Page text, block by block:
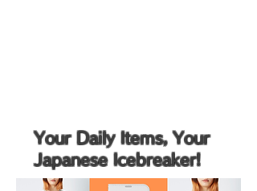
Your Daily Items, Your
Japanese Icebreaker!